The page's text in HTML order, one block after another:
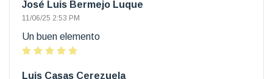
José Luis Bermejo Luque
11/06/25 2:53 PM
Un buen elemento
Luis Casas Cerezuela